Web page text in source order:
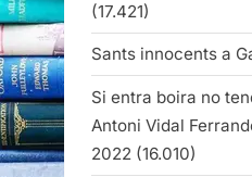
(17.421)
Sants innocents a
Si entra boira no
Antoni Vidal
2022 (16.010)